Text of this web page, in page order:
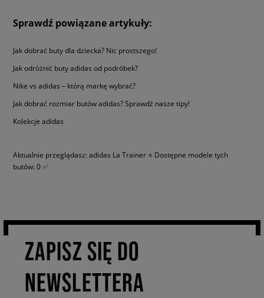
białej, której niepowtarzalnego looku dodają srebrne oraz różowe
stylizacyjne i perfekcyjnie odnajduje się zarówno w wiosennych, jak i
jego ogromnej popularności. Jeśli więc dotąd wybór bucików, które
faktycznie spodobałyby się Twojemu małemu sneakerheadowi graniczył
model od adidas jest właśnie tym czego szukasz.
Sprawdź powiązane artykuły:
Jak dobrać buty dla dziecka? Nic prostszego!
Jak odróżnić buty adidas od podróbek?
Nike vs adidas – którą markę wybrać?
Jak dobrać rozmiar butów adidas? Sprawdź nasze tipy!
Kolekcje adidas
Aktualnie przeglądasz: adidas La Trainer ⭐ Dostępne modele tych
butów: 0 ✅
ZAPISZ SIĘ DO
NEWSLETTERA